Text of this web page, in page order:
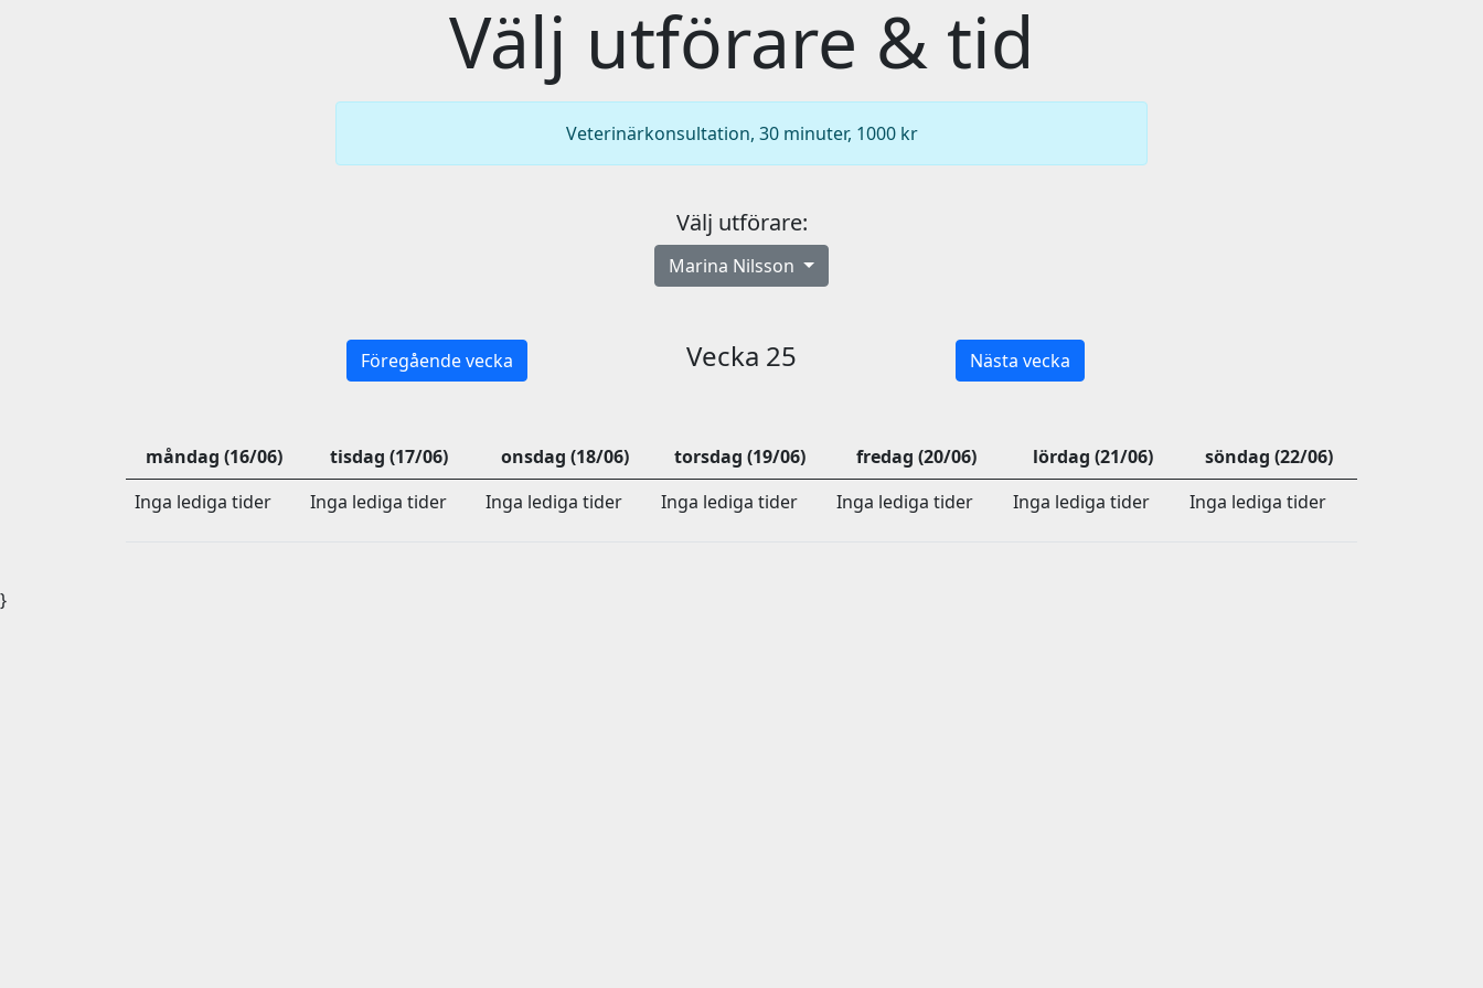
Välj utförare & tid
Veterinärkonsultation, 30 minuter, 1000 kr
Välj utförare:
Marina Nilsson
Föregående vecka Vecka 25 Nästa vecka
måndag (16/06) tisdag (17/06) onsdag (18/06) torsdag (19/06) fredag (20/06) lördag (21/06)
söndag (22/06)
Inga lediga tider
Inga lediga tider Inga lediga tider Inga lediga tider Inga lediga tider Inga lediga tider Inga lediga tider
}